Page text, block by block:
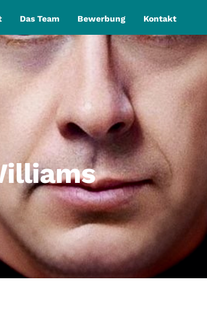
Das Team Bewerbung Kontakt